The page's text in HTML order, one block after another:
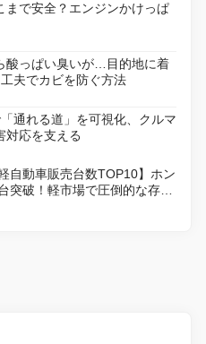
まで安全？エンジンかけっぱ
酸っぱい臭いが…目的地に着
夫でカビを防ぐ方法
通れる道」を可視化、クルマ
対応を支える
自動車販売台数TOP10】ホン
突破！軽市場で圧倒的な存在